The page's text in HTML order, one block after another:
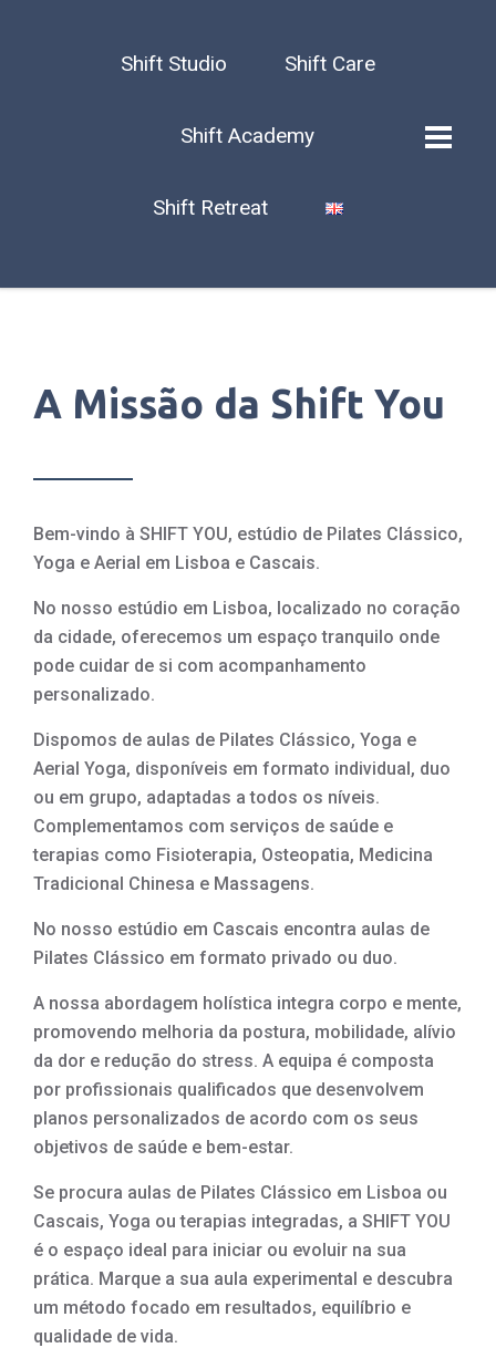
Shift Studio Shift Care
Shift Academy
Shift Retreat
A Missão da Shift You
Bem-vindo à SHIFT YOU, estúdio de Pilates Clássico,
Yoga e Aerial em Lisboa e Cascais.
No nosso estúdio em Lisboa, localizado no coração
da cidade, oferecemos um espaço tranquilo onde
pode cuidar de si com acompanhamento
personalizado.
Dispomos de aulas de Pilates Clássico, Yoga e
Aerial Yoga, disponíveis em formato individual, duo
ou em grupo, adaptadas a todos os níveis.
Complementamos com serviços de saúde e
terapias como Fisioterapia, Osteopatia, Medicina
Tradicional Chinesa e Massagens.
No nosso estúdio em Cascais encontra aulas de
Pilates Clássico em formato privado ou duo.
A nossa abordagem holística integra corpo e mente,
promovendo melhoria da postura, mobilidade, alívio
da dor e redução do stress. A equipa é composta
por profissionais qualificados que desenvolvem
planos personalizados de acordo com os seus
objetivos de saúde e bem-estar.
Se procura aulas de Pilates Clássico em Lisboa ou
Cascais, Yoga ou terapias integradas, a SHIFT YOU
é o espaço ideal para iniciar ou evoluir na sua
prática. Marque a sua aula experimental e descubra
um método focado em resultados, equilíbrio e
qualidade de vida.